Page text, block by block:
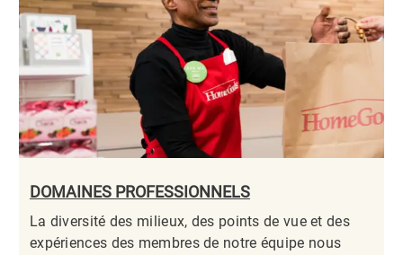
DOMAINES PROFESSIONNELS
La diversité des milieux, des points de vue et des
expériences des membres de notre équipe nous